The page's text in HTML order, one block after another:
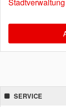
SERVICE